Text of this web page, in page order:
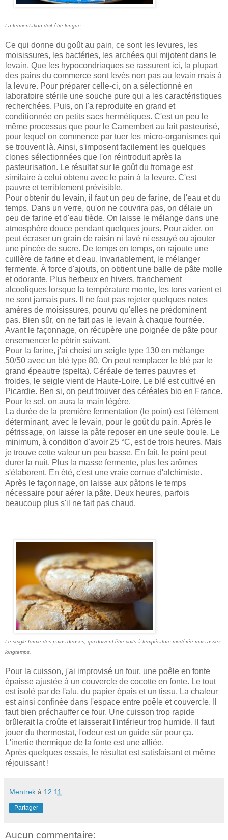
La fermentation doit être longue.
Ce qui donne du goût au pain, ce sont les levures, les
moisissures, les bactéries, les archées qui mijotent dans le
levain. Que les hypocondriaques se rassurent ici, la plupart
des pains du commerce sont levés non pas au levain mais à
la levure. Pour préparer celle-ci, on a sélectionné en
laboratoire stérile une souche pure qui a les caractéristiques
recherchées. Puis, on l'a reproduite en grand et
conditionnée en petits sacs hermétiques. C'est un peu le
même processus que pour le Camembert au lait pasteurisé,
pour lequel on commence par tuer les micro-organismes qui
se trouvent là. Ainsi, s'imposent facilement les quelques
clones sélectionnées que l'on réintroduit après la
pasteurisation. Le résultat sur le goût du fromage est
similaire à celui obtenu avec le pain à la levure. C'est
pauvre et terriblement prévisible.
Pour obtenir du levain, il faut un peu de farine, de l'eau et du
temps. Dans un verre, qu'on ne couvrira pas, on délaie un
peu de farine et d'eau tiède. On laisse le mélange dans une
atmosphère douce pendant quelques jours. Pour aider, on
peut écraser un grain de raisin ni lavé ni essuyé ou ajouter
une pincée de sucre. De temps en temps, on rajoute une
cuillère de farine et d'eau. Invariablement, le mélanger
fermente. À force d'ajouts, on obtient une balle de pâte molle
et odorante. Plus herbeux en hivers, franchement
alcooliques lorsque la température monte, les tons varient et
ne sont jamais purs. Il ne faut pas rejeter quelques notes
amères de moisissures, pourvu qu'elles ne prédominent
pas. Bien sûr, on ne fait pas le levain à chaque fournée.
Avant le façonnage, on récupère une poignée de pâte pour
ensemencer le pétrin suivant.
Pour la farine, j'ai choisi un seigle type 130 en mélange
50/50 avec un blé type 80. On peut remplacer le blé par le
grand épeautre (spelta). Céréale de terres pauvres et
froides, le seigle vient de Haute-Loire. Le blé est cultivé en
Picardie. Ben si, on peut trouver des céréales bio en France.
Pour le sel, on aura la main légère.
La durée de la première fermentation (le point) est l'élément
déterminant, avec le levain, pour le goût du pain. Après le
pétrissage, on laisse la pâte reposer en une seule boule. Le
minimum, à condition d'avoir 25 °C, est de trois heures. Mais
je trouve cette valeur un peu basse. En fait, le point peut
durer la nuit. Plus la masse fermente, plus les arômes
s'élaborent. En été, c'est une vraie cornue d'alchimiste.
Après le façonnage, on laisse aux pâtons le temps
nécessaire pour aérer la pâte. Deux heures, parfois
beaucoup plus s'il ne fait pas chaud.
Le seigle forme des pains denses, qui doivent être cuits à température modérée mais assez
longtemps.
Pour la cuisson, j'ai improvisé un four, une poêle en fonte
épaisse ajustée à un couvercle de cocotte en fonte. Le tout
est isolé par de l'alu, du papier épais et un tissu. La chaleur
est ainsi confinée dans l'espace entre poêle et couvercle. Il
faut bien préchauffer ce four. Une cuisson trop rapide
brûlerait la croûte et laisserait l'intérieur trop humide. Il faut
jouer du thermostat, l'odeur est un guide sûr pour ça.
L'inertie thermique de la fonte est une alliée.
Après quelques essais, le résultat est satisfaisant et même
réjouissant !
Mentrek à 12:11
Partager
Aucun commentaire: